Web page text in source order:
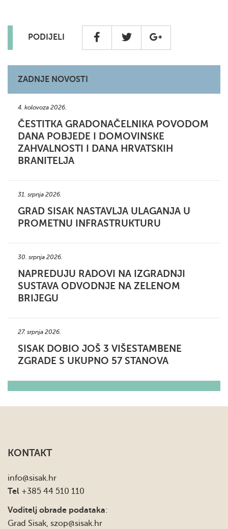
PODIJELI
ZADNJE NOVOSTI
4. kolovoza 2026.
ČESTITKA GRADONAČELNIKA POVODOM
DANA POBJEDE I DOMOVINSKE
ZAHVALNOSTI I DANA HRVATSKIH
BRANITELJA
31. srpnja 2026.
GRAD SISAK NASTAVLJA ULAGANJA U
PROMETNU INFRASTRUKTURU
30. srpnja 2026.
NAPREDUJU RADOVI NA IZGRADNJI
SUSTAVA ODVODNJE NA ZELENOM
BRIJEGU
27. srpnja 2026.
SISAK DOBIO JOŠ 3 VIŠESTAMBENE
ZGRADE S UKUPNO 57 STANOVA
KONTAKT
info@sisak.hr
Tel +385 44 510 110
Voditelj obrade podataka:
Grad Sisak, szop@sisak.hr